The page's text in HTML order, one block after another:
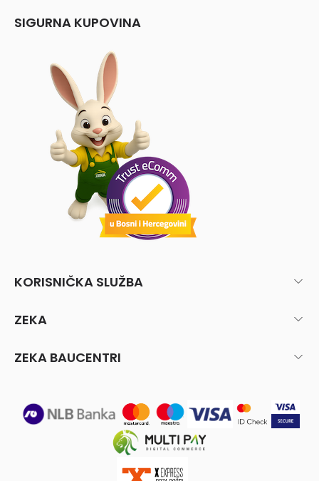
SIGURNA KUPOVINA
KORISNIČKA SLUŽBA
ZEKA
ZEKA BAUCENTRI